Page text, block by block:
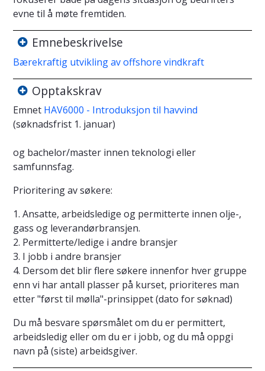
evne til å møte fremtiden.
Emnebeskrivelse
Bærekraftig utvikling av offshore vindkraft
Opptakskrav
Emnet HAV6000 - Introduksjon til havvind
(søknadsfrist 1. januar)
og bachelor/master innen teknologi eller
samfunnsfag.
Prioritering av søkere:
1. Ansatte, arbeidsledige og permitterte innen olje-,
gass og leverandørbransjen.
2. Permitterte/ledige i andre bransjer
3. I jobb i andre bransjer
4. Dersom det blir flere søkere innenfor hver gruppe
enn vi har antall plasser på kurset, prioriteres man
etter "først til mølla"-prinsippet (dato for søknad)
Du må besvare spørsmålet om du er permittert,
arbeidsledig eller om du er i jobb, og du må oppgi
navn på (siste) arbeidsgiver.